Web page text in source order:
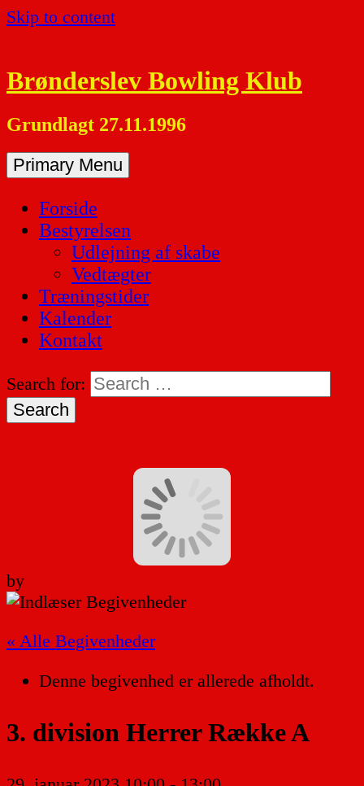
Skip to content
Brønderslev Bowling Klub
Grundlagt 27.11.1996
Primary Menu
Forside
Bestyrelsen
Udlejning af skabe
Vedtægter
Træningstider
Kalender
Kontakt
Search for:
by
« Alle Begivenheder
Denne begivenhed er allerede afholdt.
3. division Herrer Række A